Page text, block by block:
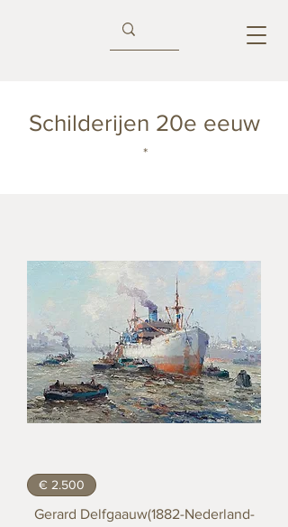
Schilderijen 20e eeuw
*
€ 2.500
Gerard Delfgaauw(1882-Nederland-